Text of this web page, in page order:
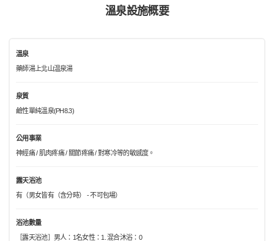
溫泉設施概要
溫泉
藥師湯上北山温泉湯
泉質
鹼性單純溫泉(PH8.3)
公用事業
神經痛 / 肌肉疼痛 / 關節疼痛 / 對寒冷等的敏感度。
露天浴池
有（男女皆有（含分時） - 不可包場）
浴池數量
［露天浴池］男人：1名女性：1. 混合沐浴：0